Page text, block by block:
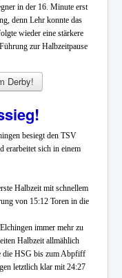
in der 16. Minute erst
denn Lehr konnte das
wieder eine stärkere
zur Halbzeitpause
Derby!
besiegt den TSV
erarbeitet sich in einem
Halbzeit mit schnellem
von 15:12 Toren in die
immer mehr zu
Halbzeit allmählich
die HSG bis zum Abpfiff
letztlich klar mit 24:27